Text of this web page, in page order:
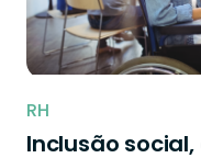
RH
Inclusão